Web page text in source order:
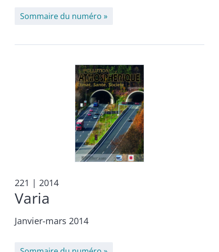
Sommaire du numéro
221 | 2014
Varia
Janvier-mars 2014